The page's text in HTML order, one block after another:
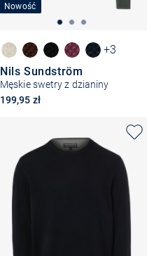
Nowość
+3
Nils Sundström
Męskie swetry z dzianiny
199,95 zł